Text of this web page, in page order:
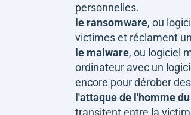
personnelles.
le ransomware, ou
victimes et réclament
le malware, ou logiciel
ordinateur avec un
encore pour dérober
l'attaque de l'homme
transitent entre la